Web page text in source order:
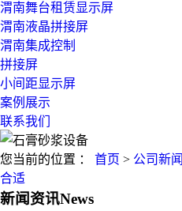
渭南舞台租赁显示屏
渭南液晶拼接屏
渭南集成控制
拼接屏
小间距显示屏
案例展示
联系我们
您当前的位置 ： 首页 > 公司新闻
合适
新闻资讯News